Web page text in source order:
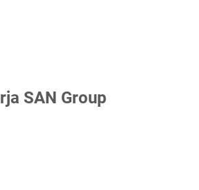
SAN Group